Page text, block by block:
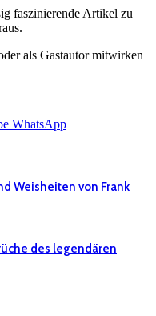
faszinierende Artikel zu
als Gastautor mitwirken
WhatsApp
Weisheiten von Frank
des legendären